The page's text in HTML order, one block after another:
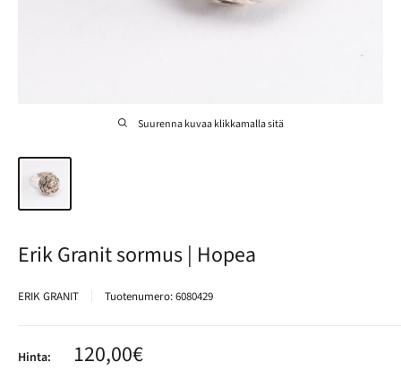
Suurenna kuvaa klikkamalla sitä
Erik Granit sormus | Hopea
ERIK GRANIT Tuotenumero:6080429
Hinta: Alennushinta
120,00€